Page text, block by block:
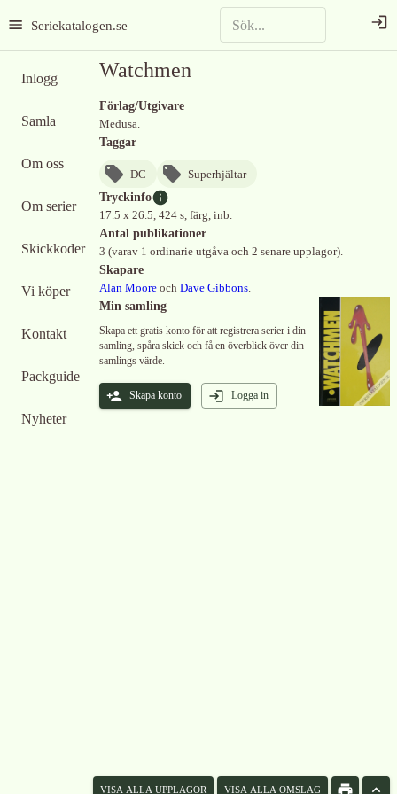
Seriekatalogen.se
Inlogg
Samla
Om oss
Om serier
Skickkoder
Vi köper
Kontakt
Packguide
Nyheter
Watchmen
Förlag/Utgivare
Medusa.
Taggar
DC
Superhjältar
Tryckinfo
17.5 x 26.5, 424 s, färg, inb.
Antal publikationer
3 (varav 1 ordinarie utgåva och 2 senare upplagor).
Skapare
Alan Moore och Dave Gibbons.
Min samling
Skapa ett gratis konto för att registrera serier i din
samling, spåra skick och få en överblick över din
samlings värde.
Skapa konto Logga in
VISA ALLA UPPLAGOR VISA ALLA OMSLAG